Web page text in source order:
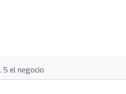
5 el negocio